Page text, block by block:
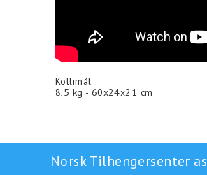
Kollimål
8,5 kg - 60x24x21 cm
Norsk Tilhengersenter as